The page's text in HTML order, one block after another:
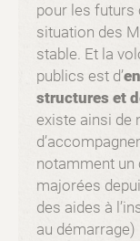
pour les futurs
situation des
stable. Et la
publics est d’
structures et
existe ainsi de
notamment un
majorées
des aides à
au